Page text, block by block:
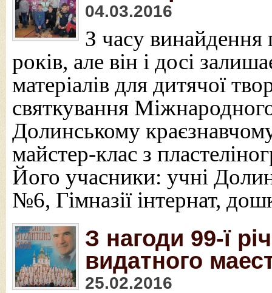
04.03.2016
З часу
років, але він і досі
матеріалів для дитячої
святкування
Долинському
майстер-клас з
Його учасники: учні
№6, Гімназії інтернат,
З нагоди 99-ї
видатного
25.02.2016